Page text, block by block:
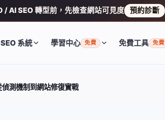
/ AI SEO 轉型前，先檢查網站可見度 預約診斷
SEO 系統 學習中心 免費 免費工具 免費
測機制到網站修復實戰